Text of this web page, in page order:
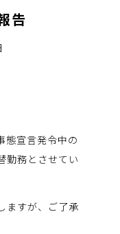
告
態宣言発令中の
勤務とさせてい
ますが、ご了承